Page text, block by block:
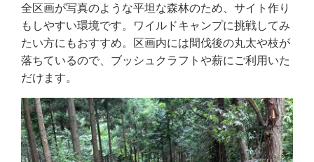
全区画が写真のような平坦な森林のため、サイト作り
もしやすい環境です。ワイルドキャンプに挑戦してみ
たい方にもおすすめ。区画内には間伐後の丸太や枝が
落ちているので、ブッシュクラフトや薪にご利用いた
だけます。